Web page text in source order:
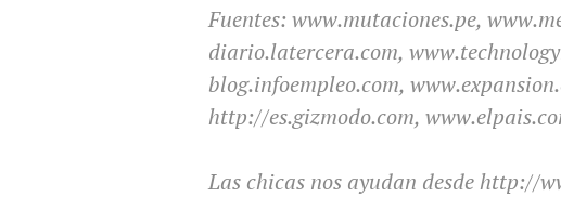
Fuentes: www.mutaciones.pe,
diario.latercera.com,
blog.infoempleo.com,
http://es.gizmodo.com,
Las chicas nos ayudan desde http://